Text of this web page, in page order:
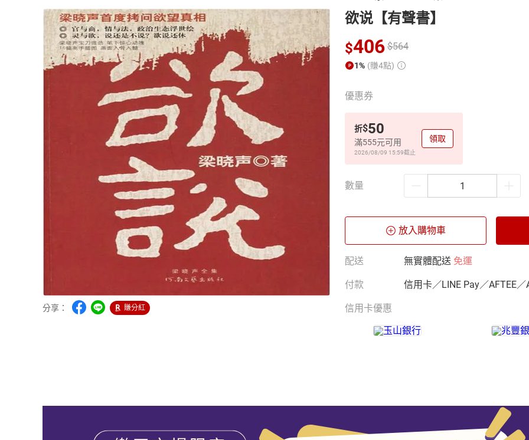
分享： 賺分紅
欲说【有聲書】
$406 $564
1% (賺4點)
優惠券
折$50
滿555元可用
2026/08/09 15:59截止
領取
數量
放入購物車
配送 無實體配送 免運
付款 信用卡／LINE Pay／AFTEE／
信用卡優惠